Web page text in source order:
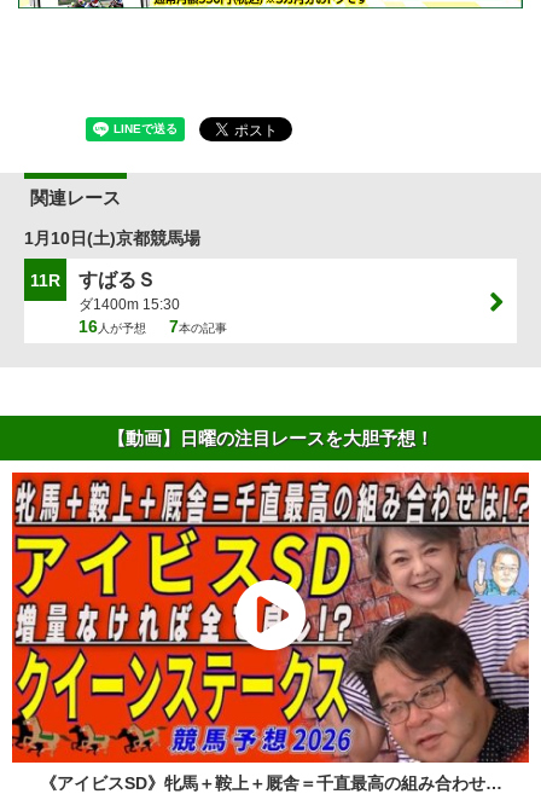
関連レース
1月10日(土)京都競馬場
11R すばるＳ
ダ1400m 15:30
16人が予想 7本の記事
【動画】日曜の注目レースを大胆予想！
《アイビスSD》牝馬＋鞍上＋厩舎＝千直最高の組み合わせ…